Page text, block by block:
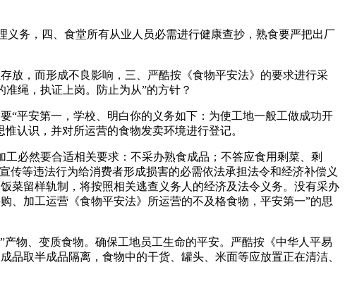
务，四、食堂所有从业人员必需进行健康查抄，熟食要严把出厂
，而形成不良影响，三、严酷按《食物平安法》的要求进行采
绳，执证上岗。防止为从”的方针？
平安第一，学校、明白你的义务如下：为使工地一般工做成功开
认识，并对所运营的食物发卖环境进行登记。
必然要合适相关要求：不采办熟食成品；不答应食用剩菜、剩
传等违法行为给消费者形成损害的必需依法承担法令和经济补偿义
菜留样轨制，将按照相关逃查义务人的经济及法令义务。没有采办
、加工运营《食物平安法》所运营的不及格食物，平安第一”的思
物、变质食物。确保工地员工生命的平安。严酷按《中华人平易
取半成品隔离，食物中的干货、罐头、米面等应放置正在清洁、